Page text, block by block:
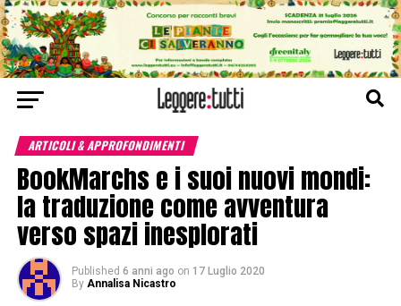
ARTICOLI & APPROFONDIMENTI
BookMarchs e i suoi nuovi mondi:
la traduzione come avventura
verso spazi inesplorati
Published 6 anni ago on 17 Luglio 2020
By Annalisa Nicastro